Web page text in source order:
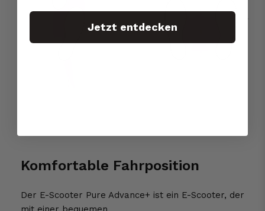
Komfortable Fahrposition
Der E-Scooter Pure Advance+ ist ein E-Scooter, der
Jetzt entdecken